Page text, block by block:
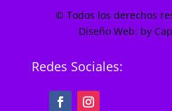
© Todos los derechos
Diseño Web: by
Redes Sociales: